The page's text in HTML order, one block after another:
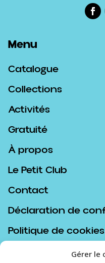
Gérer le
Menu
Catalogue
Collections
Activités
Gratuité
À propos
Le Petit Club
Contact
Déclaration de
Politique de
Politique d’achat